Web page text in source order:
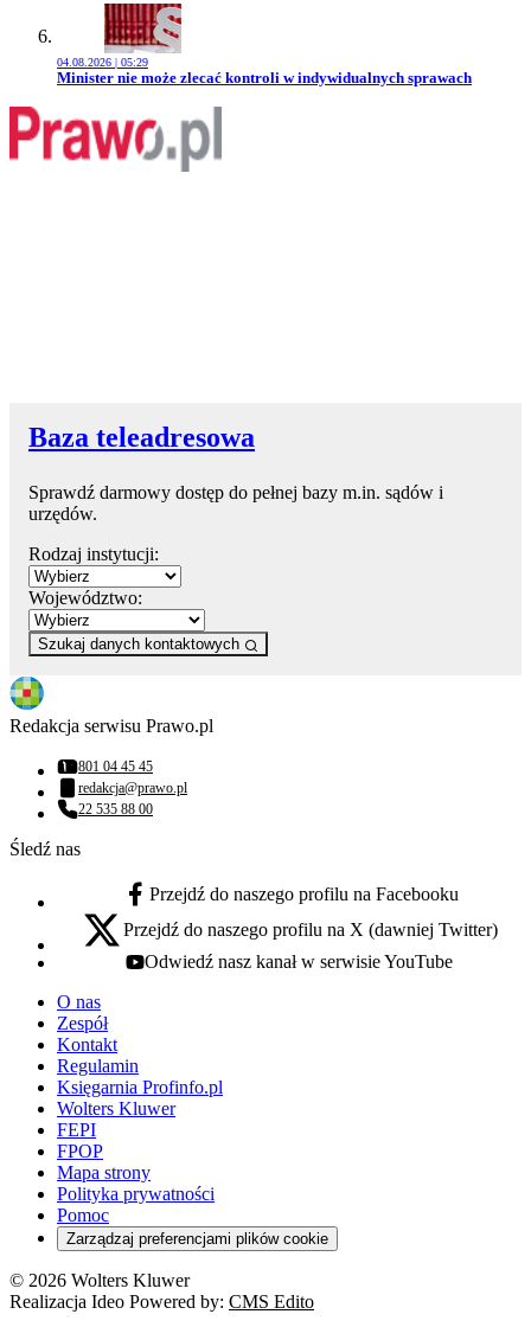
04.08.2026 | 05:29
Przejdź do artykułu:
Minister nie może zlecać kontroli w indywidualnych sprawach
Baza teleadresowa
Sprawdź darmowy dostęp do pełnej bazy m.in. sądów i
urzędów.
Rodzaj instytucji:
Województwo:
Szukaj danych kontaktowych
Redakcja serwisu Prawo.pl
Numer telefonu:
801 04 45 45
Adres email:
redakcja@prawo.pl
Numer telefonu:
22 535 88 00
Śledź nas
facebook - otwiera się w nowej karcie
Przejdź do naszego profilu na Facebooku
x - otwiera się w nowej karcie
Przejdź do naszego profilu na X (dawniej Twitter)
youtube - otwiera się w nowej karcie
Odwiedź nasz kanał w serwisie YouTube
O nas
Zespół
Kontakt
Regulamin
Księgarnia Profinfo.pl
Wolters Kluwer
FEPI
FPOP
Mapa strony
Polityka prywatności
Pomoc
Zarządzaj preferencjami plików cookie
© 2026 Wolters Kluwer
Realizacja Ideo Powered by: CMS Edito